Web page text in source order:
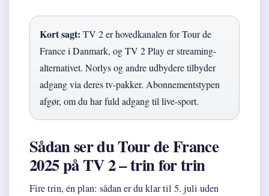
Kort sagt: TV 2 er hovedkanalen for Tour de
France i Danmark, og TV 2 Play er streaming-
alternativet. Norlys og andre udbydere tilbyder
adgang via deres tv-pakker. Abonnementstypen
afgør, om du har fuld adgang til live-sport.
Sådan ser du Tour de France
2025 på TV 2 – trin for trin
Fire trin, én plan: sådan er du klar til 5. juli uden